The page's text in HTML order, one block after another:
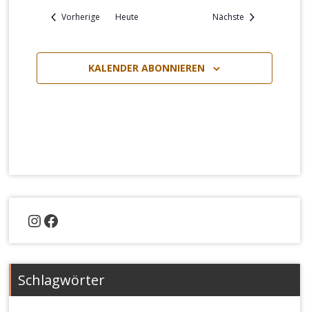
Vorherige Veranstaltungen
Heute NächsteVeranstaltungen
KALENDER ABONNIEREN
Instagram
Facebook
Schlagwörter